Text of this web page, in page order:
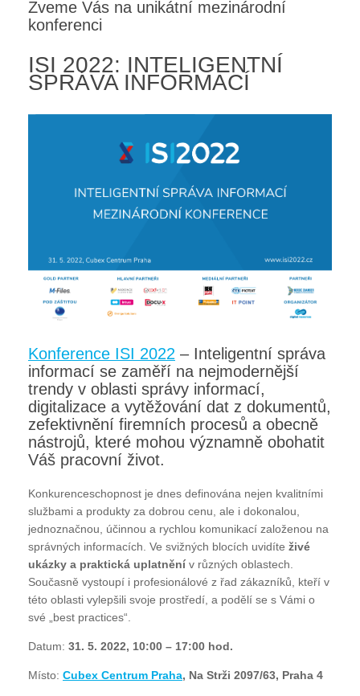
Zveme Vás na unikátní mezinárodní
konferenci
ISI 2022: INTELIGENTNÍ
SPRÁVA INFORMACÍ
Konference ISI 2022 – Inteligentní správa
informací se zaměří na nejmodernější
trendy v oblasti správy informací,
digitalizace a vytěžování dat z dokumentů,
zefektivnění firemních procesů a obecně
nástrojů, které mohou významně obohatit
Váš pracovní život.
Konkurenceschopnost je dnes definována nejen kvalitními
službami a produkty za dobrou cenu, ale i dokonalou,
jednoznačnou, účinnou a rychlou komunikací založenou na
správných informacích. Ve svižných blocích uvidíte živé
ukázky a praktická uplatnění v různých oblastech.
Současně vystoupí i profesionálové z řad zákazníků, kteří v
této oblasti vylepšili svoje prostředí, a podělí se s Vámi o
své „best practices“.
Datum: 31. 5. 2022, 10:00 – 17:00 hod.
Místo: Cubex Centrum Praha, Na Strži 2097/63, Praha 4